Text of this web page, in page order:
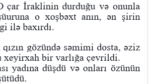
çar İraklinin durduğu və onunla
o xoşbəxt anın, ən şirin
ilə baxırdı.
gözündə səmimi dosta, əziz
bir varlığa çevrildi.
yadına düşdü və onları özünün